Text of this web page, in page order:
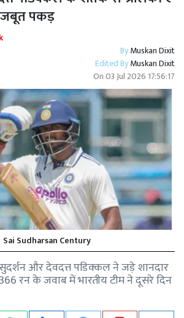
पकड़
ByMuskan Dixit
Edited ByMuskan Dixit
On03 Jul 2026 17:56:17
Sai Sudharsan Century
और देवदत्त पडिक्कल ने जड़े शानदार
रन के जवाब में भारतीय टीम ने दूसरे दिन